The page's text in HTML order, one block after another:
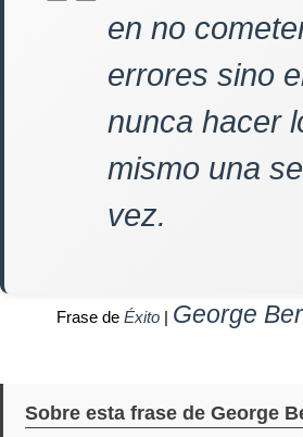
en no
errores sino
nunca hacer
mismo una
vez.
Frase de Éxito | George
Sobre esta frase de George